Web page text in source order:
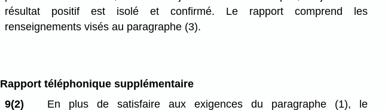
résultat positif est isolé et confirmé. Le rapport comprend les
renseignements visés au paragraphe (3).
Rapport téléphonique supplémentaire
9(2)
En plus de satisfaire aux exigences du paragraphe (1), le